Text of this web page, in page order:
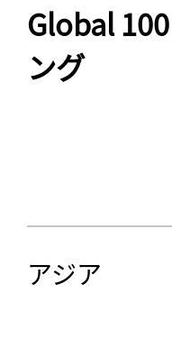
Global
ング
アジア